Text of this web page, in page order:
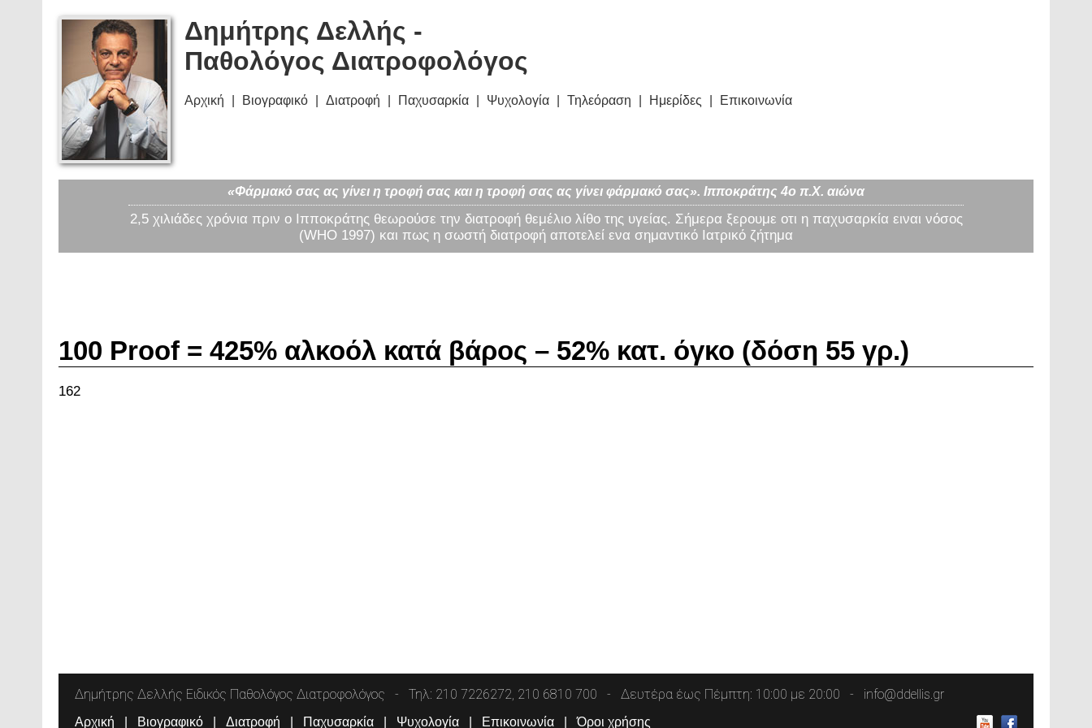
Δημήτρης Δελλής -
Παθολόγος Διατροφολόγος
Αρχική Βιογραφικό Διατροφή Παχυσαρκία Ψυχολογία Τηλεόραση Ημερίδες Επικοινωνία
«Φάρμακό σας ας γίνει η τροφή σας και η τροφή σας ας γίνει φάρμακό σας». Ιπποκράτης 4ο π.Χ. αιώνα
2,5 χιλιάδες χρόνια πριν ο Ιπποκράτης θεωρούσε την διατροφή θεμέλιο λίθο της υγείας. Σήμερα ξερουμε οτι η παχυσαρκία ειναι νόσος
(WHO 1997) και πως η σωστή διατροφή αποτελεί ενα σημαντικό Ιατρικό ζήτημα
100 Proof = 425% αλκοόλ κατά βάρος – 52% κατ. όγκο (δόση 55 γρ.)
162
Δημήτρης Δελλής Ειδικός Παθολόγος Διατροφολόγος Τηλ: 210 7226272, 210 6810 700 Δευτέρα έως Πέμπτη: 10:00 με 20:00 info@ddellis.gr
Αρχική Βιογραφικό Διατροφή Παχυσαρκία Ψυχολογία Επικοινωνία Όροι χρήσης